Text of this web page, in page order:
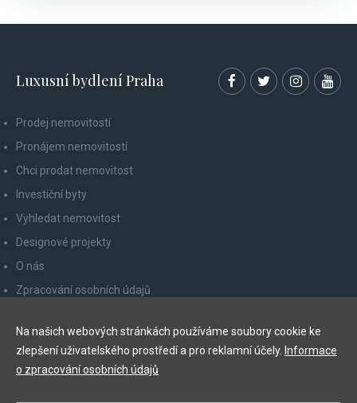
Luxusní bydlení Praha
Prodej nemovitostí
Pronájem nemovitostí
Chci prodat nemovitost
Investiční byty
Vyhledat nemovitost
Designové projekty
O nás
Zpracování osobních údajů
Odhlášení z newsletteru
Na našich webových stránkách používáme soubory cookie ke
zlepšení uživatelského prostředí a pro reklamní účely. Informace
o zpracování osobních údajů